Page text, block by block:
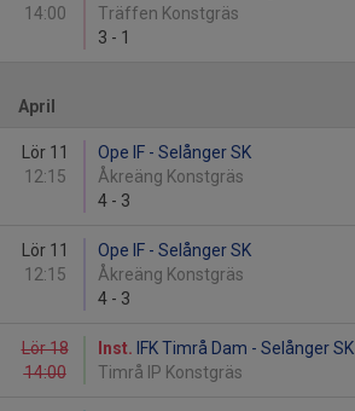
14:00
Träffen Konstgräs
3 - 1
April
Lör 11
12:15
Ope IF - Selånger SK
Åkreäng Konstgräs
4 - 3
Lör 11
12:15
Ope IF - Selånger SK
Åkreäng Konstgräs
4 - 3
Lör 18
14:00
Inst. IFK Timrå Dam - Selånger SK
Timrå IP Konstgräs